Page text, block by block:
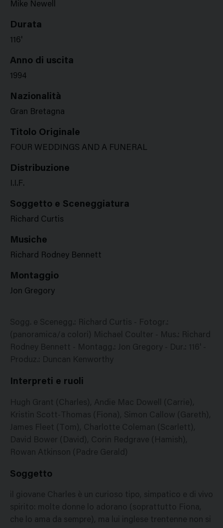
Mike Newell
Durata
116'
Anno di uscita
1994
Nazionalità
Gran Bretagna
Titolo Originale
FOUR WEDDINGS AND A FUNERAL
Distribuzione
I.I.F.
Soggetto e Sceneggiatura
Richard Curtis
Musiche
Richard Rodney Bennett
Montaggio
Jon Gregory
Sogg. e Scenegg.: Richard Curtis - Fotogr.:
(panoramica/a colori) Michael Coulter - Mus.: Richard
Rodney Bennett - Montagg.: Jon Gregory - Dur.: 116' -
Produz.: Duncan Kenworthy
Interpreti e ruoli
Hugh Grant (Charles), Andie Mac Dowell (Carrie),
Kristin Scott-Thomas (Fiona), Simon Callow (Gareth),
James Fleet (Tom), Charlotte Coleman (Scarlett),
David Bower (David), Corin Redgrave (Hamish),
Rowan Atkinson (Padre Gerald)
Soggetto
il giovane Charles è un curioso tipo, simpatico e di vivo
spirito: molte donne lo adorano (soprattutto Fiona,
che lo ama da sempre), ma lui inglese trentenne non si